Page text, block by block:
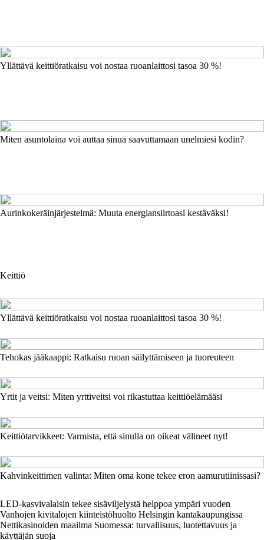
Yllättävä keittiöratkaisu voi nostaa ruoanlaittosi tasoa 30 %!
Miten asuntolaina voi auttaa sinua saavuttamaan unelmiesi kodin?
Aurinkokeräinjärjestelmä: Muuta energiansiirtoasi kestäväksi!
Keittiö
Yllättävä keittiöratkaisu voi nostaa ruoanlaittosi tasoa 30 %!
Tehokas jääkaappi: Ratkaisu ruoan säilyttämiseen ja tuoreuteen
Yrtit ja veitsi: Miten yrttiveitsi voi rikastuttaa keittiöelämääsi
Keittiötarvikkeet: Varmista, että sinulla on oikeat välineet nyt!
Kahvinkeittimen valinta: Miten oma kone tekee eron aamurutiinissasi?
LED-kasvivalaisin tekee sisäviljelystä helppoa ympäri vuoden
Vanhojen kivitalojen kiinteistöhuolto Helsingin kantakaupungissa
Nettikasinoiden maailma Suomessa: turvallisuus, luotettavuus ja
käyttäjän suoja